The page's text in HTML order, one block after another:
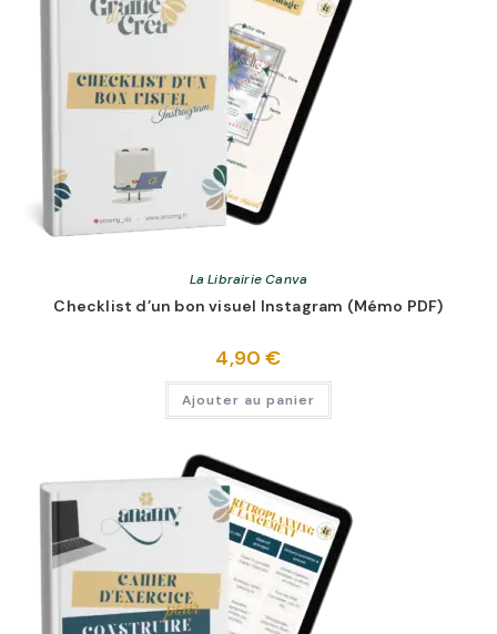
La Librairie Canva
Checklist d’un bon visuel Instagram (Mémo PDF)
4,90€
Ajouter au panier